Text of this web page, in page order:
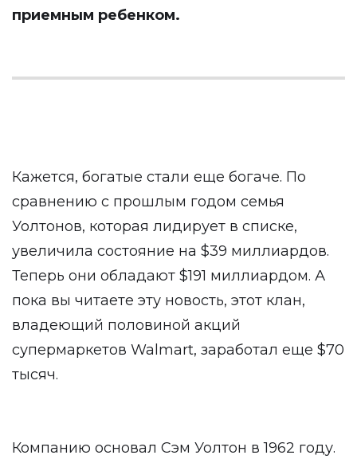
приемным ребенком.
Кажется, богатые стали еще богаче. По
сравнению с прошлым годом семья
Уолтонов, которая лидирует в списке,
увеличила состояние на $39 миллиардов.
Теперь они обладают $191 миллиардом. А
пока вы читаете эту новость, этот клан,
владеющий половиной акций
супермаркетов Walmart, заработал еще $70
тысяч.
Компанию основал Сэм Уолтон в 1962 году.